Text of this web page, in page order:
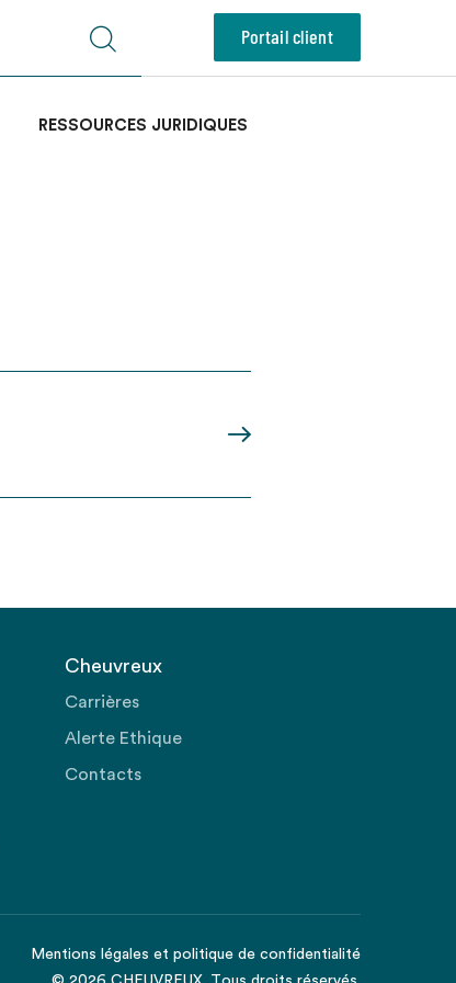
Portail client
RESSOURCES JURIDIQUES
Cheuvreux
Carrières
Alerte Ethique
Contacts
Mentions légales et politique de confidentialité